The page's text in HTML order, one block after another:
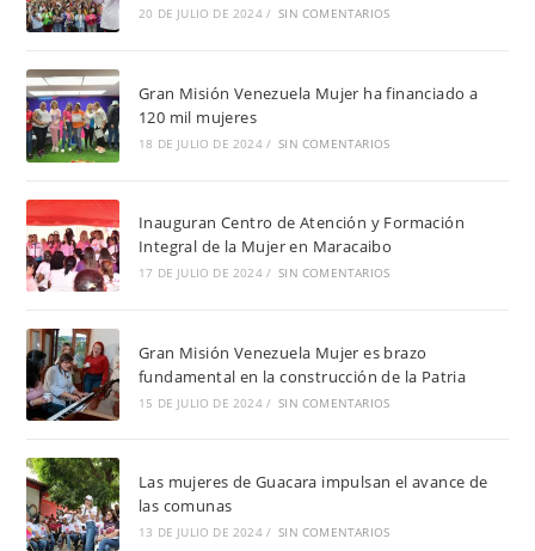
20 DE JULIO DE 2024 / SIN COMENTARIOS
Gran Misión Venezuela Mujer ha financiado a
120 mil mujeres
18 DE JULIO DE 2024 / SIN COMENTARIOS
Inauguran Centro de Atención y Formación
Integral de la Mujer en Maracaibo
17 DE JULIO DE 2024 / SIN COMENTARIOS
Gran Misión Venezuela Mujer es brazo
fundamental en la construcción de la Patria
15 DE JULIO DE 2024 / SIN COMENTARIOS
Las mujeres de Guacara impulsan el avance de
las comunas
13 DE JULIO DE 2024 / SIN COMENTARIOS